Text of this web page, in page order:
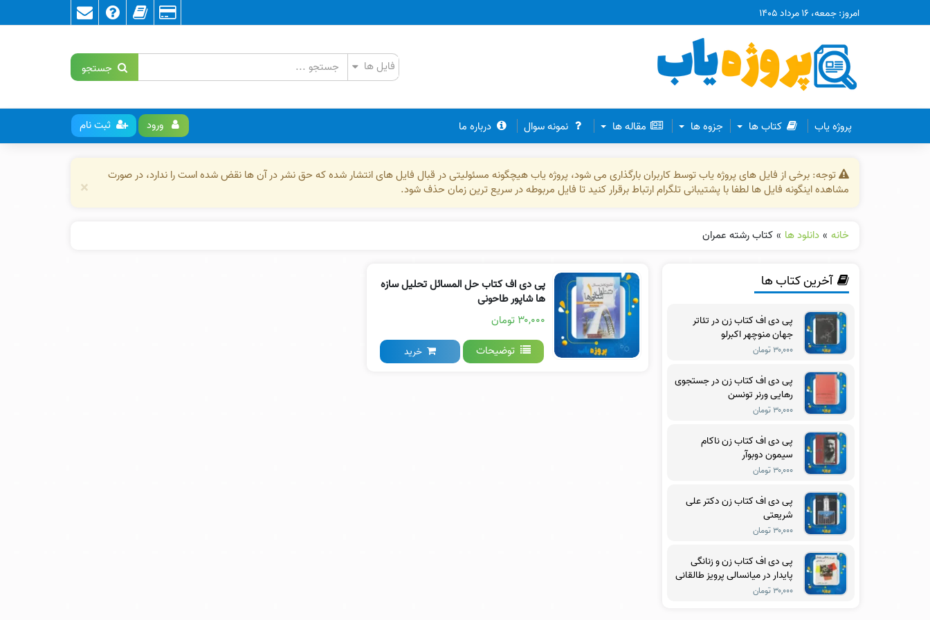
امروز: جمعه، ۱۶ مرداد ۱۴۰۵
جستجو
پروژه یاب کتاب ها جزوه ها مقاله ها نمونه سوال درباره ما ورود ثبت نام
توجه: برخی از فایل های پروژه یاب توسط کاربران بارگذاری می شود، پروژه یاب هیچگونه مسئولیتی در قبال فایل های انتشار شده که حق نشر در آن ها نقض شده است را ندارد، در صورت
مشاهده اینگونه فایل ها لطفا با پشتیبانی تلگرام ارتباط برقرار کنید تا فایل مربوطه در سریع ترین زمان حذف شود.
×
خانه » دانلود ها » کتاب رشته عمران
پی دی اف کتاب حل المسائل تحلیل سازه
ها شاپور طاحونی
۳۰,۰۰۰ تومان
توضیحات
خرید
آخرین کتاب ها
پی دی اف کتاب زن در تئاتر
جهان منوچهر اکبرلو
۳۰,۰۰۰ تومان
پی دی اف کتاب زن در جستجوی
رهایی ورنر تونسن
۳۰,۰۰۰ تومان
پی دی اف کتاب زن ناکام
سیمون دوبوآر
۳۰,۰۰۰ تومان
پی دی اف کتاب زن دکتر علی
شریعتی
۳۰,۰۰۰ تومان
پی دی اف کتاب زن و زنانگی
پایدار در میانسالی پرویز طالقانی
۳۰,۰۰۰ تومان